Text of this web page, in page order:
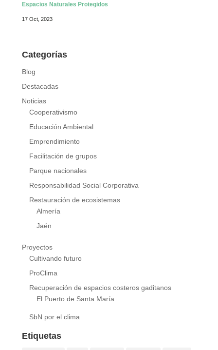
Espacios Naturales Protegidos
17 Oct, 2023
Categorías
Blog
Destacadas
Noticias
Cooperativismo
Educación Ambiental
Emprendimiento
Facilitación de grupos
Parque nacionales
Responsabilidad Social Corporativa
Restauración de ecosistemas
Almería
Jaén
Proyectos
Cultivando futuro
ProClima
Recuperación de espacios costeros gaditanos
El Puerto de Santa María
SbN por el clima
Etiquetas